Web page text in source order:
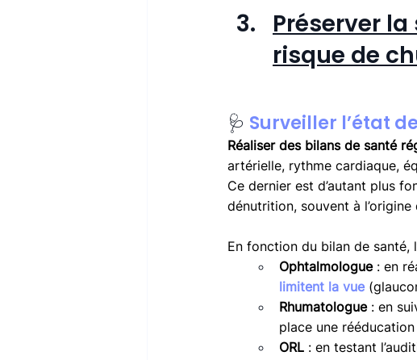
Préserver
risque de
🩺 Surveiller l’état
Réaliser des bilans de santé
artérielle, rythme cardiaque,
Ce dernier est d’autant plus
dénutrition, souvent à l’origine
En fonction du bilan de
Ophtalmologue : en
limitent la vue
Rhumatologue : en
place une
ORL : en testant